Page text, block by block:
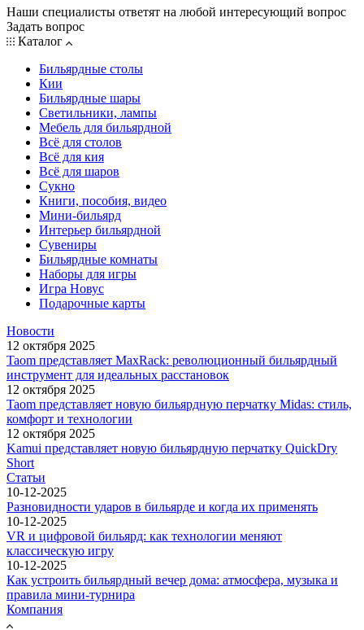
Наши специалисты ответят на любой интересующий вопрос
Задать вопрос
Каталог
Бильярдные столы
Кии
Бильярдные шары
Светильники, лампы
Мебель для бильярдной
Всё для столов
Всё для кия
Всё для шаров
Сукно
Книги, пособия, видео
Мини-бильярд
Интерьер бильярдной
Сувениры
Бильярдные комнаты
Наборы для игры
Игра Новус
Подарочные карты
Новости
12 октября 2025
Taom представляет MaxRack: революционный бильярдный
инструмент для идеальных расстановок
12 октября 2025
Taom представляет новую бильярдную перчатку Midas: стиль,
комфорт и технологии
12 октября 2025
Kamui представляет новую бильярдную перчатку QuickDry
Short
Статьи
10-12-2025
Разновидности ударов в бильярде и когда их применять
10-12-2025
VR и цифровой бильярд: как технологии меняют
классическую игру
10-12-2025
Как устроить бильярдный вечер дома: атмосфера, музыка и
правила мини-турнира
Компания